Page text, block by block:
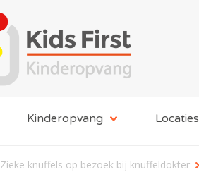
Kinderopvang Locaties
Zieke knuffels op bezoek bij knuffeldokter